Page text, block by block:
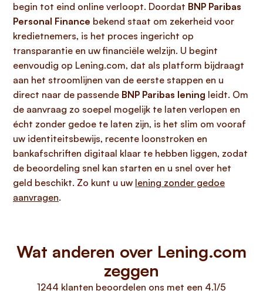
begin tot eind online verloopt. Doordat BNP Paribas
Personal Finance bekend staat om zekerheid voor
kredietnemers, is het proces ingericht op
transparantie en uw financiële welzijn. U begint
eenvoudig op Lening.com, dat als platform bijdraagt
aan het stroomlijnen van de eerste stappen en u
direct naar de passende BNP Paribas lening leidt. Om
de aanvraag zo soepel mogelijk te laten verlopen en
écht zonder gedoe te laten zijn, is het slim om vooraf
uw identiteitsbewijs, recente loonstroken en
bankafschriften digitaal klaar te hebben liggen, zodat
de beoordeling snel kan starten en u snel over het
geld beschikt. Zo kunt u uw lening zonder gedoe
aanvragen.
Wat anderen over Lening.com
zeggen
1244 klanten beoordelen ons met een 4.1/5